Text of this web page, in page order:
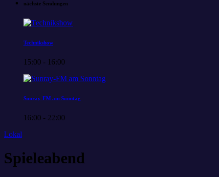
nächste Sendungen
Technikshow
15:00 - 16:00
Sunray-FM am Sonntag
16:00 - 22:00
Lokal
Spieleabend